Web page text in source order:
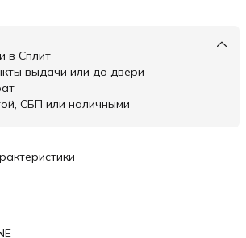
в Сплит
выдачи или до двери
СБП или наличными